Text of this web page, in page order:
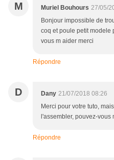
M Muriel Bouhours 27/05/
Bonjour impossible de
coq et poule petit modele
vous m aider merci
Répondre
D Dany 21/07/2018 08:26
Merci pour votre tuto,
l'assembler, pouvez-vous
Répondre